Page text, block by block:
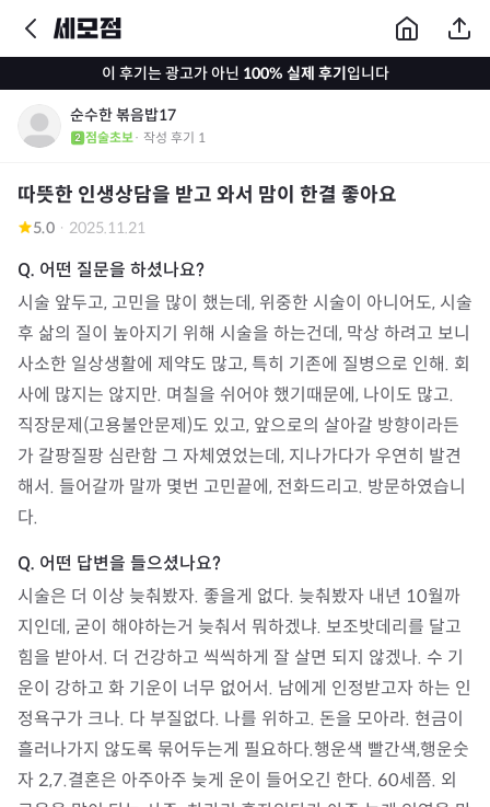
이 후기는 광고가 아닌 100% 실제 후기입니다
순수한 볶음밥17
점술초보· 작성 후기 1
따뜻한 인생상담을 받고 와서 맘이 한결 좋아요
5.0 · 2025.11.21
시술 앞두고, 고민을 많이 했는데, 위중한 시술이 아니어도, 시술
후 삶의 질이 높아지기 위해 시술을 하는건데, 막상 하려고 보니
사소한 일상생활에 제약도 많고, 특히 기존에 질병으로 인해. 회
사에 많지는 않지만. 며칠을 쉬어야 했기때문에, 나이도 많고.
직장문제(고용불안문제)도 있고, 앞으로의 살아갈 방향이라든
가 갈팡질팡 심란함 그 자체였었는데, 지나가다가 우연히 발견
해서. 들어갈까 말까 몇번 고민끝에, 전화드리고. 방문하였습니
다.
시술은 더 이상 늦춰봤자. 좋을게 없다. 늦춰봤자 내년 10월까
지인데, 굳이 해야하는거 늦춰서 뭐하겠냐. 보조밧데리를 달고
힘을 받아서. 더 건강하고 씩씩하게 잘 살면 되지 않겠나. 수 기
운이 강하고 화 기운이 너무 없어서. 남에게 인정받고자 하는 인
정욕구가 크나. 다 부질없다. 나를 위하고. 돈을 모아라. 현금이
흘러나가지 않도록 묶어두는게 필요하다.행운색 빨간색,행운숫
자 2,7.결혼은 아주아주 늦게 운이 들어오긴 한다. 60세쯤. 외